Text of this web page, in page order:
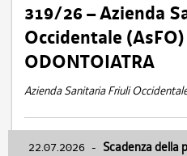
319/26 – Azienda
Occidentale (AsFO)
ODONTOIATRA
Azienda Sanitaria Friuli
22.07.2026 - Scadenza della